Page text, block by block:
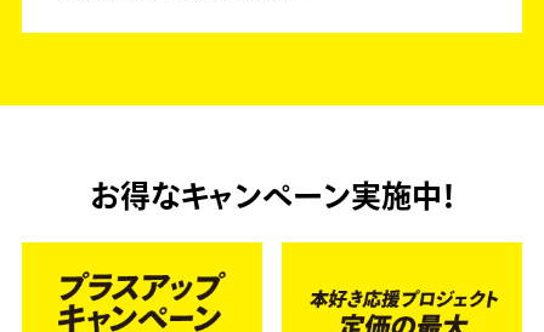
お得なキャンペーン実施中！